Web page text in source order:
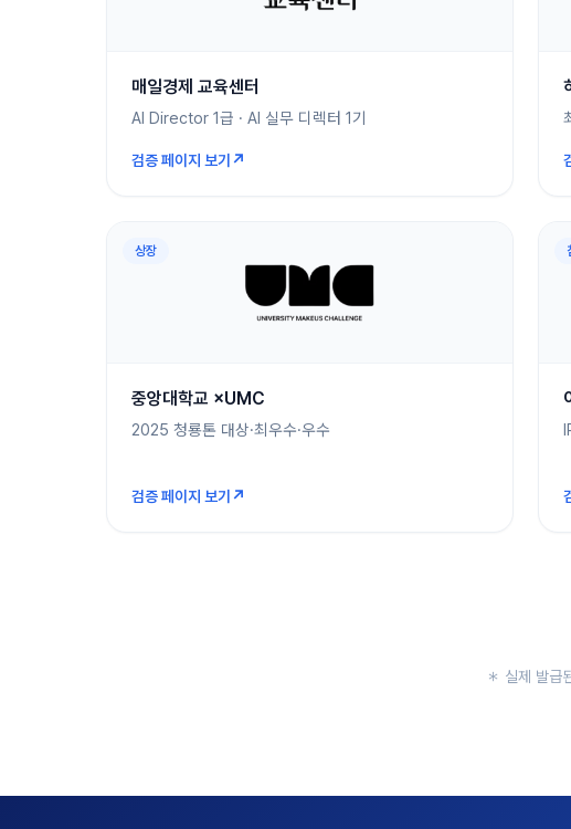
매일경제 교육센터
AI Director 1급 · AI 실무 디렉터 1기
검증 페이지 보기↗
상장
중앙대학교 ×UMC
2025 청룡톤 대상·최우수·우수
검증 페이지 보기↗
＊ 실제 발급